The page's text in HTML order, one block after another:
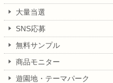
大量当選
SNS応募
無料サンプル
商品モニター
遊園地・テーマパーク